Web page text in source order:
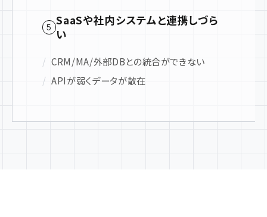
5 SaaSや社内システムと連携しづら
い
CRM/MA/外部DBとの統合ができない
APIが弱くデータが散在